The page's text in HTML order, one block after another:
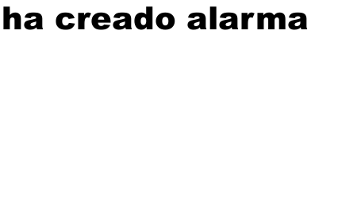
creado alarma